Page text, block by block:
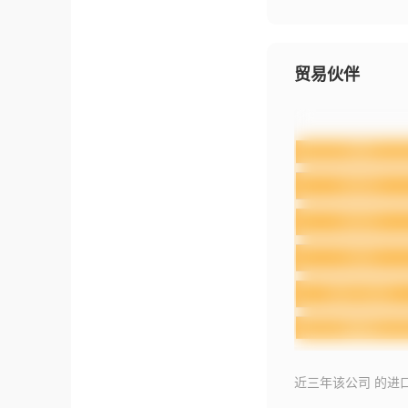
贸易伙伴
近三年该公司 的进